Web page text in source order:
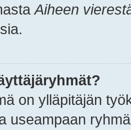
Aiheen
on ylläpitäjän
useampaan